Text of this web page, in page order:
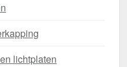
lichtplaten